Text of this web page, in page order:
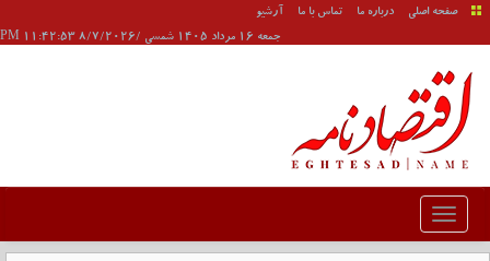
صفحه اصلی درباره ما تماس با ما
آرشیو
جمعه 16 مرداد 1405 شمسی /8/7/2026 11:42:53 PM